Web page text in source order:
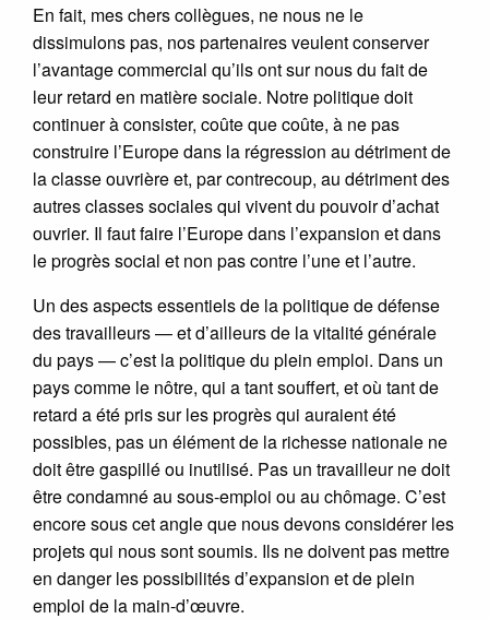
En fait, mes chers collègues, ne nous ne le
dissimulons pas, nos partenaires veulent conserver
l’avantage commercial qu’ils ont sur nous du fait de
leur retard en matière sociale. Notre politique doit
continuer à consister, coûte que coûte, à ne pas
construire l’Europe dans la régression au détriment de
la classe ouvrière et, par contrecoup, au détriment des
autres classes sociales qui vivent du pouvoir d’achat
ouvrier. Il faut faire l’Europe dans l’expansion et dans
le progrès social et non pas contre l’une et l’autre.
Un des aspects essentiels de la politique de défense
des travailleurs — et d’ailleurs de la vitalité générale
du pays — c’est la politique du plein emploi. Dans un
pays comme le nôtre, qui a tant souffert, et où tant de
retard a été pris sur les progrès qui auraient été
possibles, pas un élément de la richesse nationale ne
doit être gaspillé ou inutilisé. Pas un travailleur ne doit
être condamné au sous-emploi ou au chômage. C’est
encore sous cet angle que nous devons considérer les
projets qui nous sont soumis. Ils ne doivent pas mettre
en danger les possibilités d’expansion et de plein
emploi de la main-d’œuvre.